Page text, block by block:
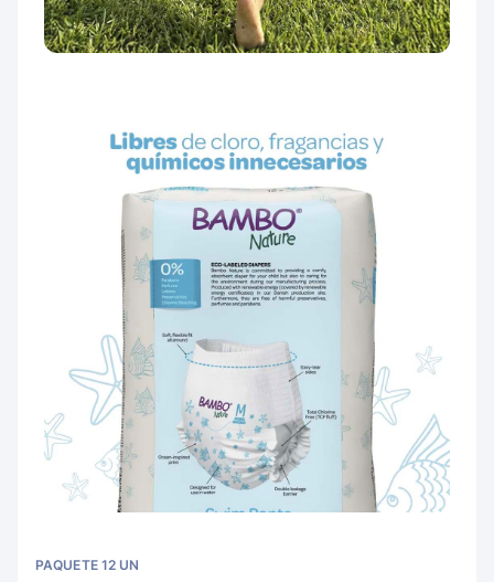
PAQUETE 12 UN